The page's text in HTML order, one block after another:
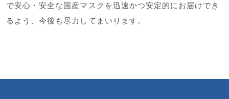
で安心・安全な国産マスクを迅速かつ安定的にお届けでき
るよう、今後も尽力してまいります。